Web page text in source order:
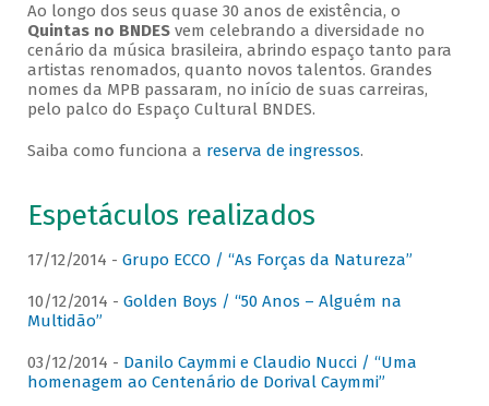
Ao longo dos seus quase 30 anos de existência, o
Quintas no BNDESvem celebrando a diversidade no
cenário da música brasileira, abrindo espaço tanto para
artistas renomados, quanto novos talentos. Grandes
nomes da MPB passaram, no início de suas carreiras,
pelo palco do Espaço Cultural BNDES.
Saiba como funciona a reserva de ingressos.
Espetáculos realizados
17/12/2014 - Grupo ECCO / “As Forças da Natureza”
10/12/2014 - Golden Boys / “50 Anos – Alguém na
Multidão”
03/12/2014 - Danilo Caymmi e Claudio Nucci / “Uma
homenagem ao Centenário de Dorival Caymmi”